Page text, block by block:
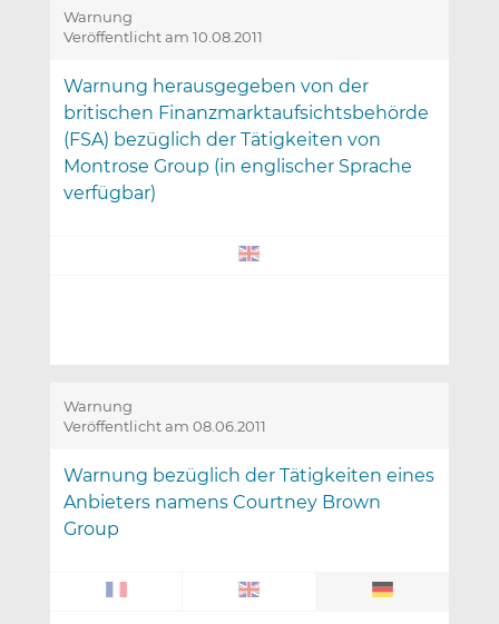
Warnung
Veröffentlicht am 10.08.2011
Warnung herausgegeben von der
britischen Finanzmarktaufsichtsbehörde
(FSA) bezüglich der Tätigkeiten von
Montrose Group (in englischer Sprache
verfügbar)
Warnung
Veröffentlicht am 08.06.2011
Warnung bezüglich der Tätigkeiten eines
Anbieters namens Courtney Brown
Group